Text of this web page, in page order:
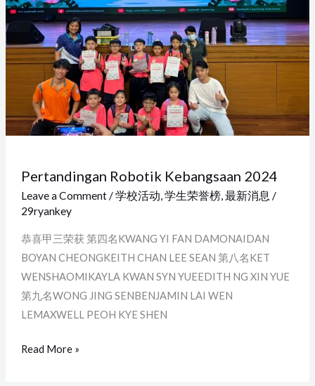
Pertandingan Robotik Kebangsaan 2024
Leave a Comment /学校活动 学生荣誉榜, 最新消息 /
29ryankey
恭喜甲三荣获 第四名KWANG YI FAN DAMONAIDAN
BOYAN CHEONGKEITH CHAN LEE SEAN 第八名KET
WENSHAOMIKAYLA KWAN SYN YUEEDITH NG XIN YUE
第九名WONG JING SENBENJAMIN LAI WEN
LEMAXWELL PEOH KYE SHEN
Read More »